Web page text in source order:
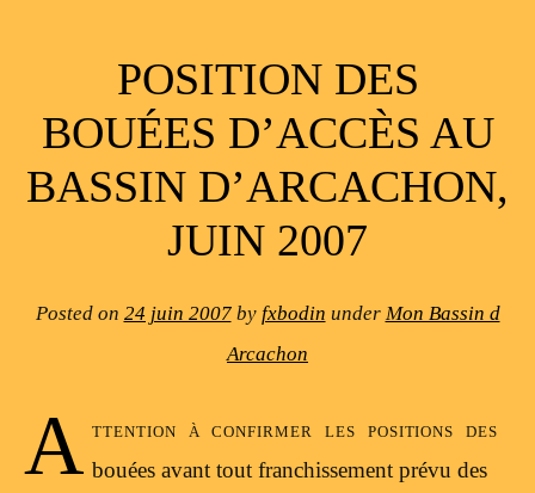
POSITION DES
BOUÉES D’ACCÈS AU
BASSIN D’ARCACHON,
JUIN 2007
Posted on 24 juin 2007by fxbodin under Mon Bassin d
Arcachon
A ttention à confirmer les positions des
bouées avant tout franchissement prévu des